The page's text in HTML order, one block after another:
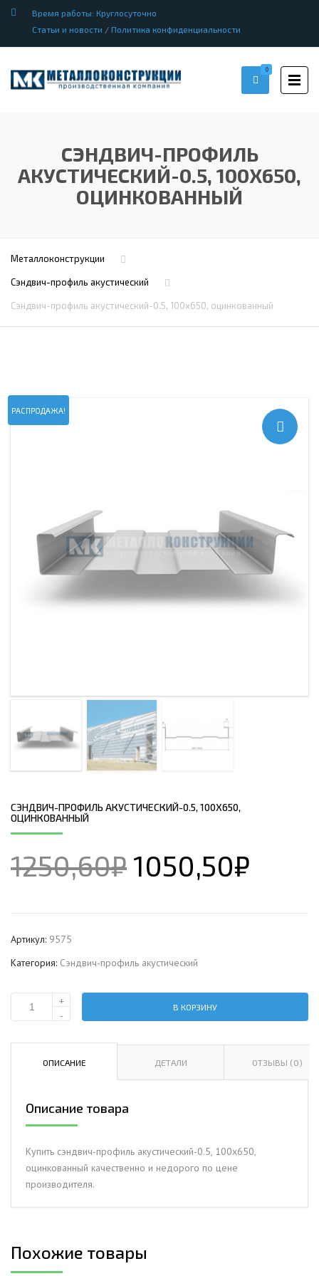
Время работы: Круглосуточно
Статьи и новости / Политика конфиденциальности
0
СЭНДВИЧ-ПРОФИЛЬ
АКУСТИЧЕСКИЙ-0.5, 100Х650,
ОЦИНКОВАННЫЙ
Металлоконструкции
Сэндвич-профиль акустический
Сэндвич-профиль акустический-0.5, 100х650, оцинкованный
РАСПРОДАЖА!
СЭНДВИЧ-ПРОФИЛЬ АКУСТИЧЕСКИЙ-0.5, 100Х650,
ОЦИНКОВАННЫЙ
1250,60₽ 1050,50₽
Артикул: 9575
Категория: Сэндвич-профиль акустический
Количество
профиль
акустический-0.5,
+
-
В КОРЗИНУ
ОПИСАНИЕ ДЕТАЛИ ОТЗЫВЫ (0)
Описание товара
Купить сэндвич-профиль акустический-0.5, 100х650,
оцинкованный качественно и недорого по цене
производителя.
Похожие товары